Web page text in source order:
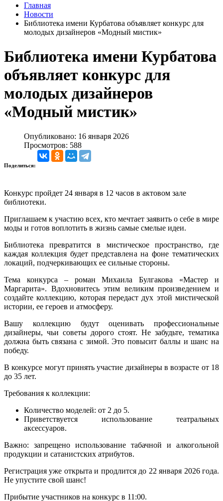
Главная
Новости
Библиотека имени Курбатова объявляет конкурс для
молодых дизайнеров «Модный мистик»
Библиотека имени Курбатова
объявляет конкурс для
молодых дизайнеров
«Модный мистик»
Опубликовано: 16 января 2026
Просмотров: 588
Поделиться:
Конкурс пройдет 24 января в 12 часов в актовом зале
библиотеки.
Приглашаем к участию всех, кто мечтает заявить о себе в мире
моды и готов воплотить в жизнь самые смелые идеи.
Библиотека превратится в мистическое пространство, где
каждая коллекция будет представлена на фоне тематических
локаций, подчеркивающих ее сильные стороны.
Тема конкурса – роман Михаила Булгакова «Мастер и
Маргарита». Вдохновитесь этим великим произведением и
создайте коллекцию, которая передаст дух этой мистической
истории, ее героев и атмосферу.
Вашу коллекцию будут оценивать профессиональные
дизайнеры, чьи советы дорого стоят. Не забудьте, тематика
должна быть связана с зимой. Это повысит баллы и шанс на
победу.
В конкурсе могут принять участие дизайнеры в возрасте от 18
до 35 лет.
Требования к коллекции:
Количество моделей: от 2 до 5.
Приветствуется использование театральных
аксессуаров.
Важно: запрещено использование табачной и алкогольной
продукции и сатанистских атрибутов.
Регистрация уже открыта и продлится до 22 января 2026 года.
Не упустите свой шанс!
Прибытие участников на конкурс в 11:00.